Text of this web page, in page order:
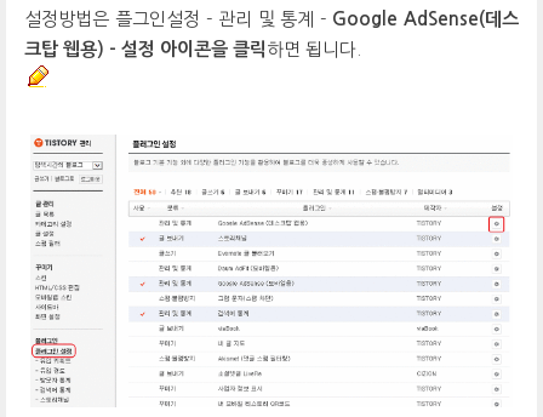
설정방법은 플그인설정 - 관리 및 통계 - Google AdSense(데스
크탑 웹용) - 설정 아이콘을 클릭 하면 됩니다.